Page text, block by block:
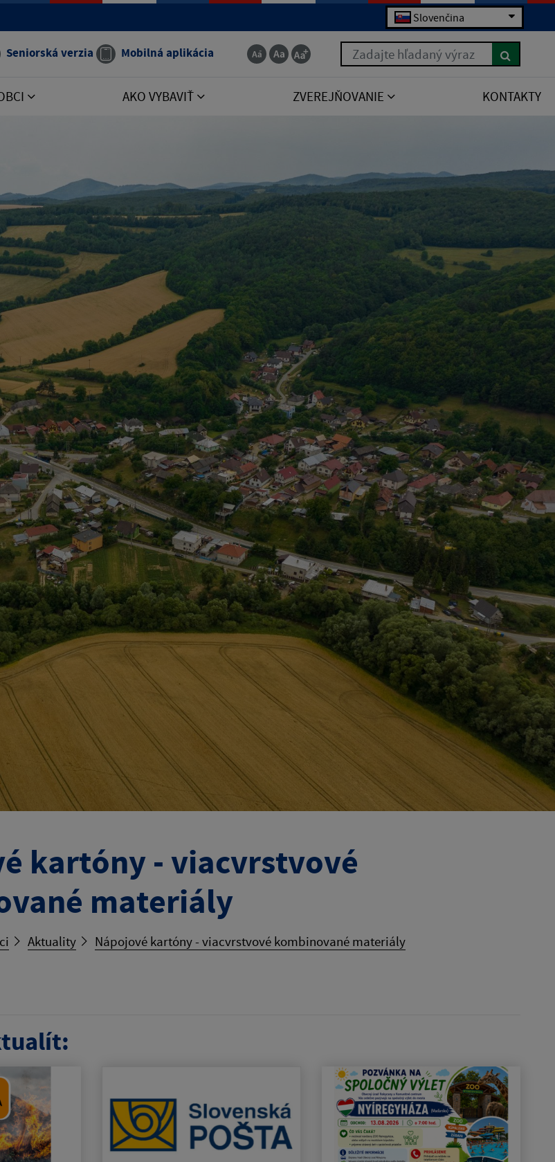
Slovenčina
Seniorská verzia Mobilná aplikácia Zadajte hľadaný výraz
AKO VYBAVIŤ ZVEREJŇOVANIE KONTAKTY
kartóny - viacvrstvové
materiály
Aktuality Nápojové kartóny - viacvrstvové kombinované materiály